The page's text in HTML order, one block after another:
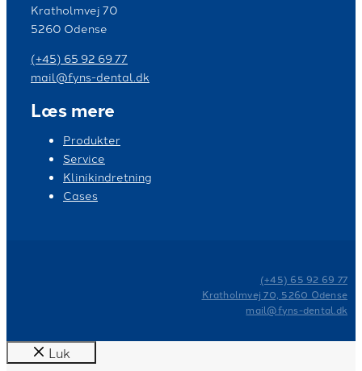
Kratholmvej 70
5260 Odense
(+45) 65 92 69 77
mail@fyns-dental.dk
Læs mere
Produkter
Service
Klinikindretning
Cases
(+45) 65 92 69 77
Kratholmvej 70, 5260 Odense
mail@fyns-dental.dk
Luk